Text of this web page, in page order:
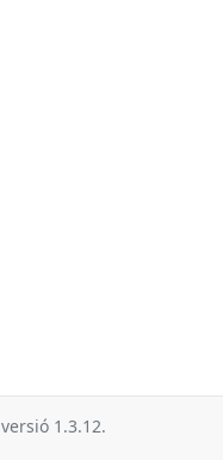
versió 1.3.12.